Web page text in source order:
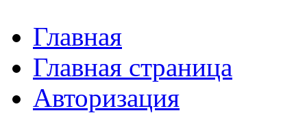
Главная
Главная страница
Авторизация